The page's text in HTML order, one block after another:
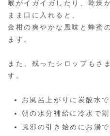
喉がイガイガしたり、乾燥
まま口に入れると、
金柑の爽やかな風味と蜂蜜
ます。
また、残ったシロップもさ
す。
お風呂上がりに炭酸水で
朝の水分補給に冷水で割
風邪の引き始めにお湯で